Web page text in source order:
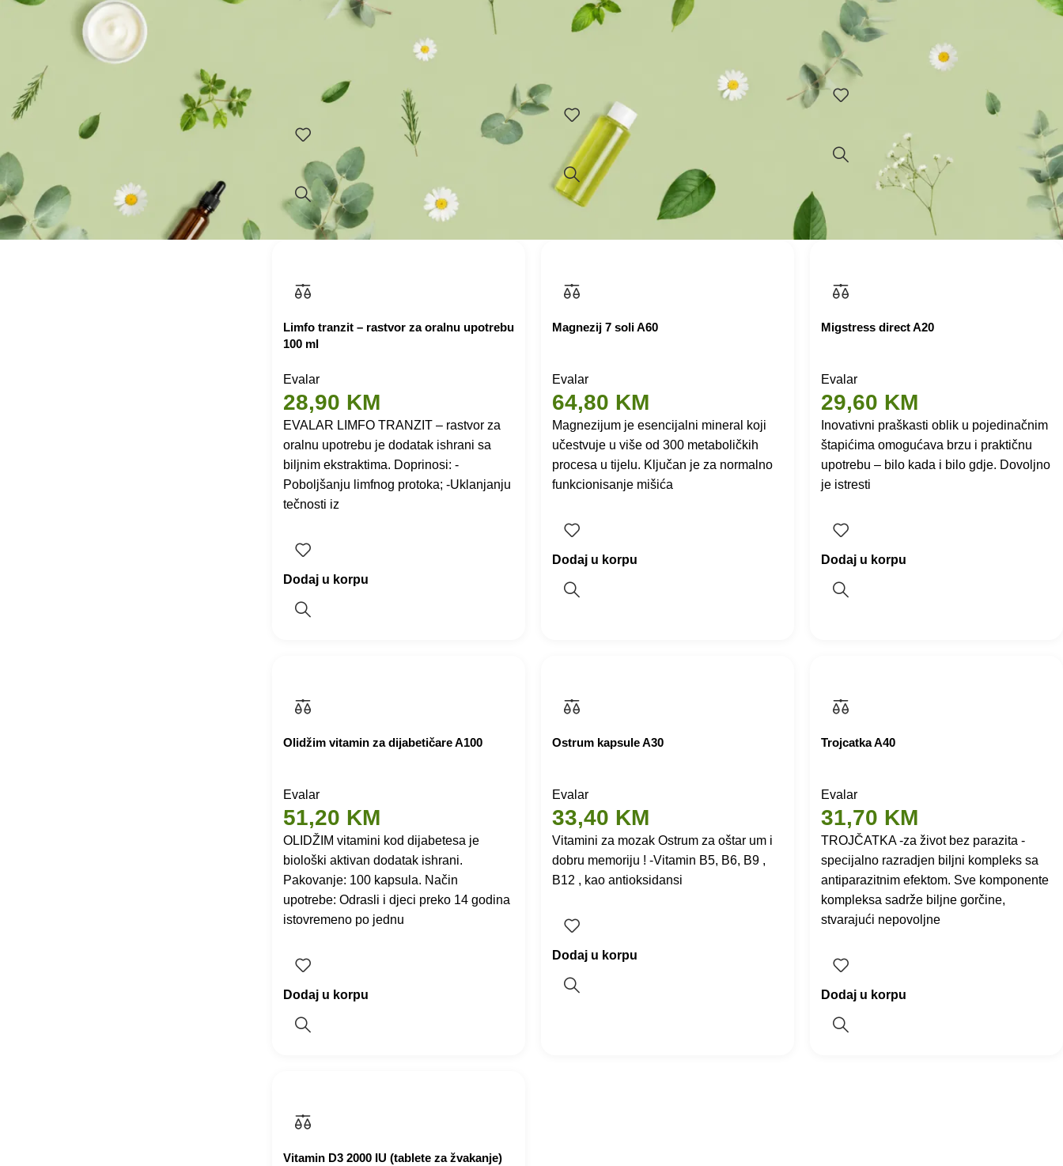
ENDOKRINOL je dodatak ishrani za
odrasle sa bijelom petoprsnicom i
vitaminom E. Vitamin E doprinosi zaštiti
Pakovanje: 30
Dodaj u korpu
ENDOKRINOL krem-gel normalizuje
nivo hormona štitne žlijezde kod hipo i
Evalara je nehormonska gel-krema za
Dodaj u korpu
Indol forte: – održava ravnotežu ženskih
polnih hormona – estrogena koji utiču na
reproduktivno zdravlje žene – u stanju je
Limfo tranzit – rastvor za oralnu upotrebu
100 ml
Evalar
28,90 KM
EVALAR LIMFO TRANZIT – rastvor za
oralnu upotrebu je dodatak ishrani sa
biljnim ekstraktima. Doprinosi: -
Poboljšanju limfnog protoka; -Uklanjanju
tečnosti iz
Dodaj u korpu
Magnezij 7 soli A60
Evalar
64,80 KM
Magnezijum je esencijalni mineral koji
učestvuje u više od 300 metaboličkih
procesa u tijelu. Ključan je za normalno
funkcionisanje mišića
Dodaj u korpu
Migstress direct A20
Evalar
29,60 KM
Inovativni praškasti oblik u pojedinačnim
štapićima omogućava brzu i praktičnu
upotrebu – bilo kada i bilo gdje. Dovoljno
je istresti
Dodaj u korpu
Olidžim vitamin za dijabetičare A100
Evalar
51,20 KM
OLIDŽIM vitamini kod dijabetesa je
biološki aktivan dodatak ishrani.
Pakovanje: 100 kapsula. Način
upotrebe: Odrasli i djeci preko 14 godina
istovremeno po jednu
Dodaj u korpu
Ostrum kapsule A30
Evalar
33,40 KM
Vitamini za mozak Ostrum za oštar um i
dobru memoriju ! -Vitamin B5, B6, B9 ,
B12 , kao antioksidansi
Dodaj u korpu
Trojcatka A40
Evalar
31,70 KM
TROJČATKA -za život bez parazita -
specijalno razradjen biljni kompleks sa
antiparazitnim efektom. Sve komponente
kompleksa sadrže biljne gorčine,
stvarajući nepovoljne
Dodaj u korpu
Vitamin D3 2000 IU (tablete za žvakanje)